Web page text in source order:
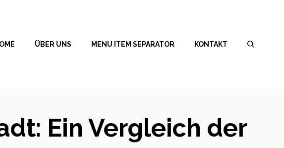
ÜBER UNS MENU ITEM SEPARATOR KONTAKT
Ein Vergleich der